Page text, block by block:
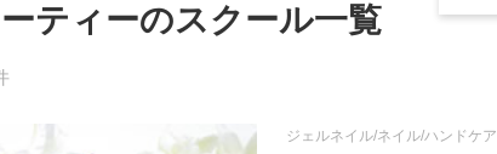
ティーのスクール一覧
ジェルネイル/ネイル/ハンドケア